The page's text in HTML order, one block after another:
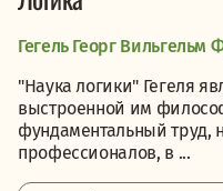
Гегель Георг Вильгельм
"Наука логики" Гегеля
выстроенной им
фундаментальный
профессионалов, в ...